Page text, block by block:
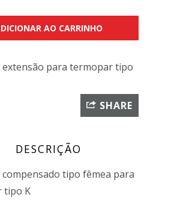
AO CARRINHO
extensão para termopar tipo
SHARE
DESCRIÇÃO
tipo fêmea para
tipo K